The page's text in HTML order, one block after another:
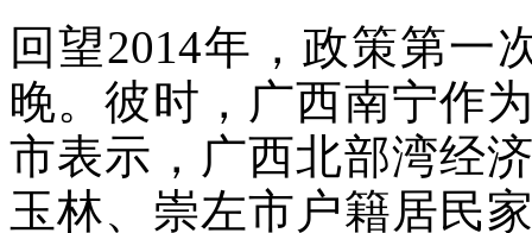
回望2014年，政策第一
晚。彼时，广西南宁作
市表示，广西北部湾经
玉林、崇左市户籍居民